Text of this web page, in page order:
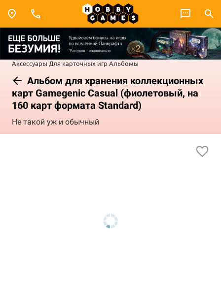
Аксессуары Для карточных игр Альбомы
Альбом для хранения коллекционных
карт Gamegenic Casual (фиолетовый, на
160 карт формата Standard)
Не такой уж и обычный